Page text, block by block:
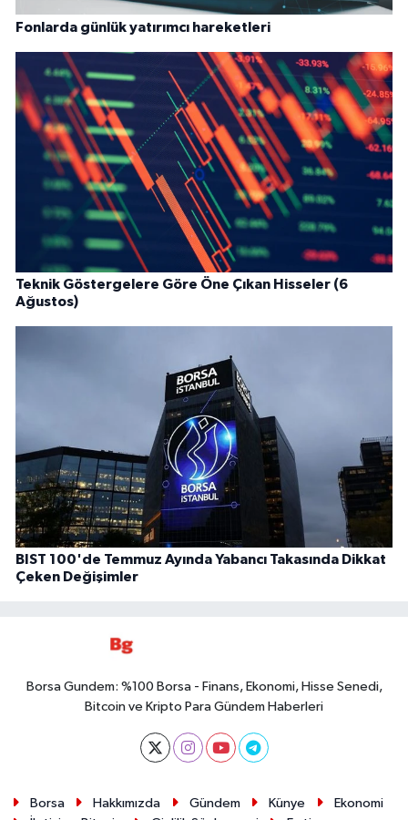
Fonlarda günlük yatırımcı hareketleri
Teknik Göstergelere Göre Öne Çıkan Hisseler (6
Ağustos)
BIST 100'de Temmuz Ayında Yabancı Takasında Dikkat
Çeken Değişimler
Borsa Gundem: %100 Borsa - Finans, Ekonomi, Hisse Senedi,
Bitcoin ve Kripto Para Gündem Haberleri
Borsa Hakkımızda Gündem Künye
Ekonomi